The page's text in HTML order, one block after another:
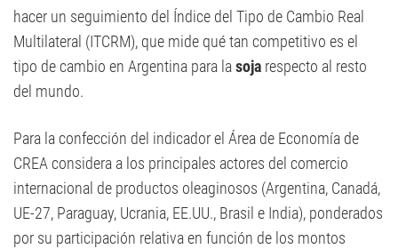
hacer un seguimiento del Índice del Tipo de Cambio Real
Multilateral (ITCRM), que mide qué tan competitivo es el
tipo de cambio en Argentina para lasoja respecto al resto
del mundo.
Para la confección del indicador el Área de Economía de
CREA considera a los principales actores del comercio
internacional de productos oleaginosos (Argentina, Canadá,
UE-27, Paraguay, Ucrania, EE.UU., Brasil e India), ponderados
por su participación relativa en función de los montos